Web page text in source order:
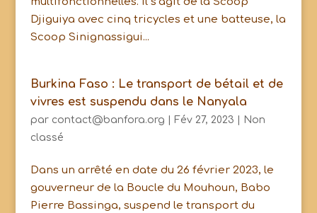
Djiguiya avec cinq tricycles et une batteuse, la
Scoop Sinignassigui...
Burkina Faso : Le transport de bétail et de
vivres est suspendu dans le Nanyala
par contact@banfora.org Fév 27, 2023
Non
classé
Dans un arrêté en date du 26 février 2023, le
gouverneur de la Boucle du Mouhoun, Babo
Pierre Bassinga, suspend le transport du